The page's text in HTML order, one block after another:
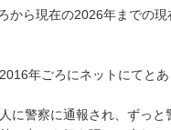
から現在の2026年までの
年ごろにネットにてと
に警察に通報され、ずっ